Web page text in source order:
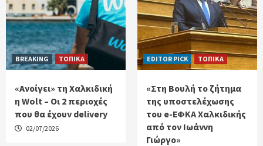
BREAKING ΤΟΠΙΚΑ
«Ανοίγει» τη Χαλκιδική
η Wolt – Οι 2 περιοχές
που θα έχουν delivery
02/07/2026
EDITOR PICK ΤΟΠΙΚΑ
«Στη Βουλή το ζήτημα
της υποστελέχωσης
του e-ΕΦΚΑ Χαλκιδικής
από τον Ιωάννη
Γιώργο»